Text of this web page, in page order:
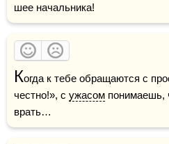
шее начальника!
Когда к тебе обращаются с
честно!», с ужасом понимаешь,
врать…